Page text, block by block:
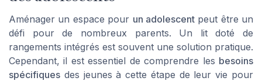
Aménager un espace pour un adolescentpeut être un
défi pour de nombreux parents. Un lit doté de
rangements intégrés est souvent une solution pratique.
Cependant, il est essentiel de comprendre les besoins
spécifiques des jeunes à cette étape de leur vie pour